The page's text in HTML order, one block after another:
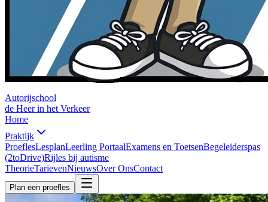
Autorijschool
de Heer in het Verkeer
Home
Praktijk
ProeflesLesplanLeerling PortaalExamens en ToetsenBegeleiderspas
(2toDrive)Rijles bij autisme
TheorieTarievenNieuwsOver OnsContact
Plan een proefles